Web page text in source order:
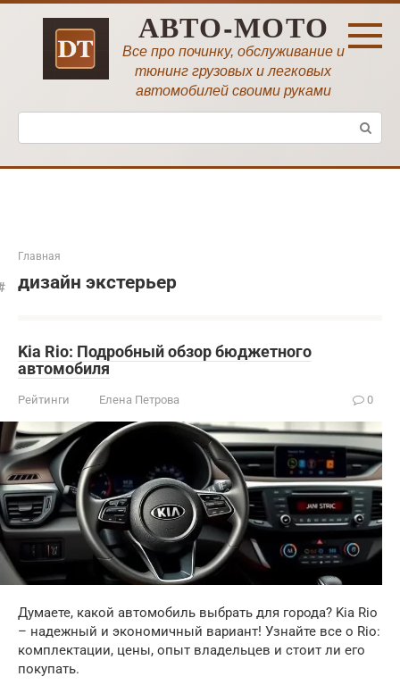
Перейти
АВТО-МОТО
Все про починку, обслуживание и
тюнинг грузовых и легковых
автомобилей своими руками
Поиск:
Главная
дизайн экстерьер
Kia Rio: Подробный обзор бюджетного
автомобиля
Рейтинги Елена Петрова 0
Думаете, какой автомобиль выбрать для города? Kia Rio
– надежный и экономичный вариант! Узнайте все о Rio:
комплектации, цены, опыт владельцев и стоит ли его
покупать.